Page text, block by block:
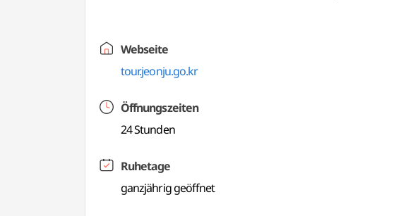
Webseite
tour.jeonju.go.kr
Öffnungszeiten
24 Stunden
Ruhetage
ganzjährig geöffnet